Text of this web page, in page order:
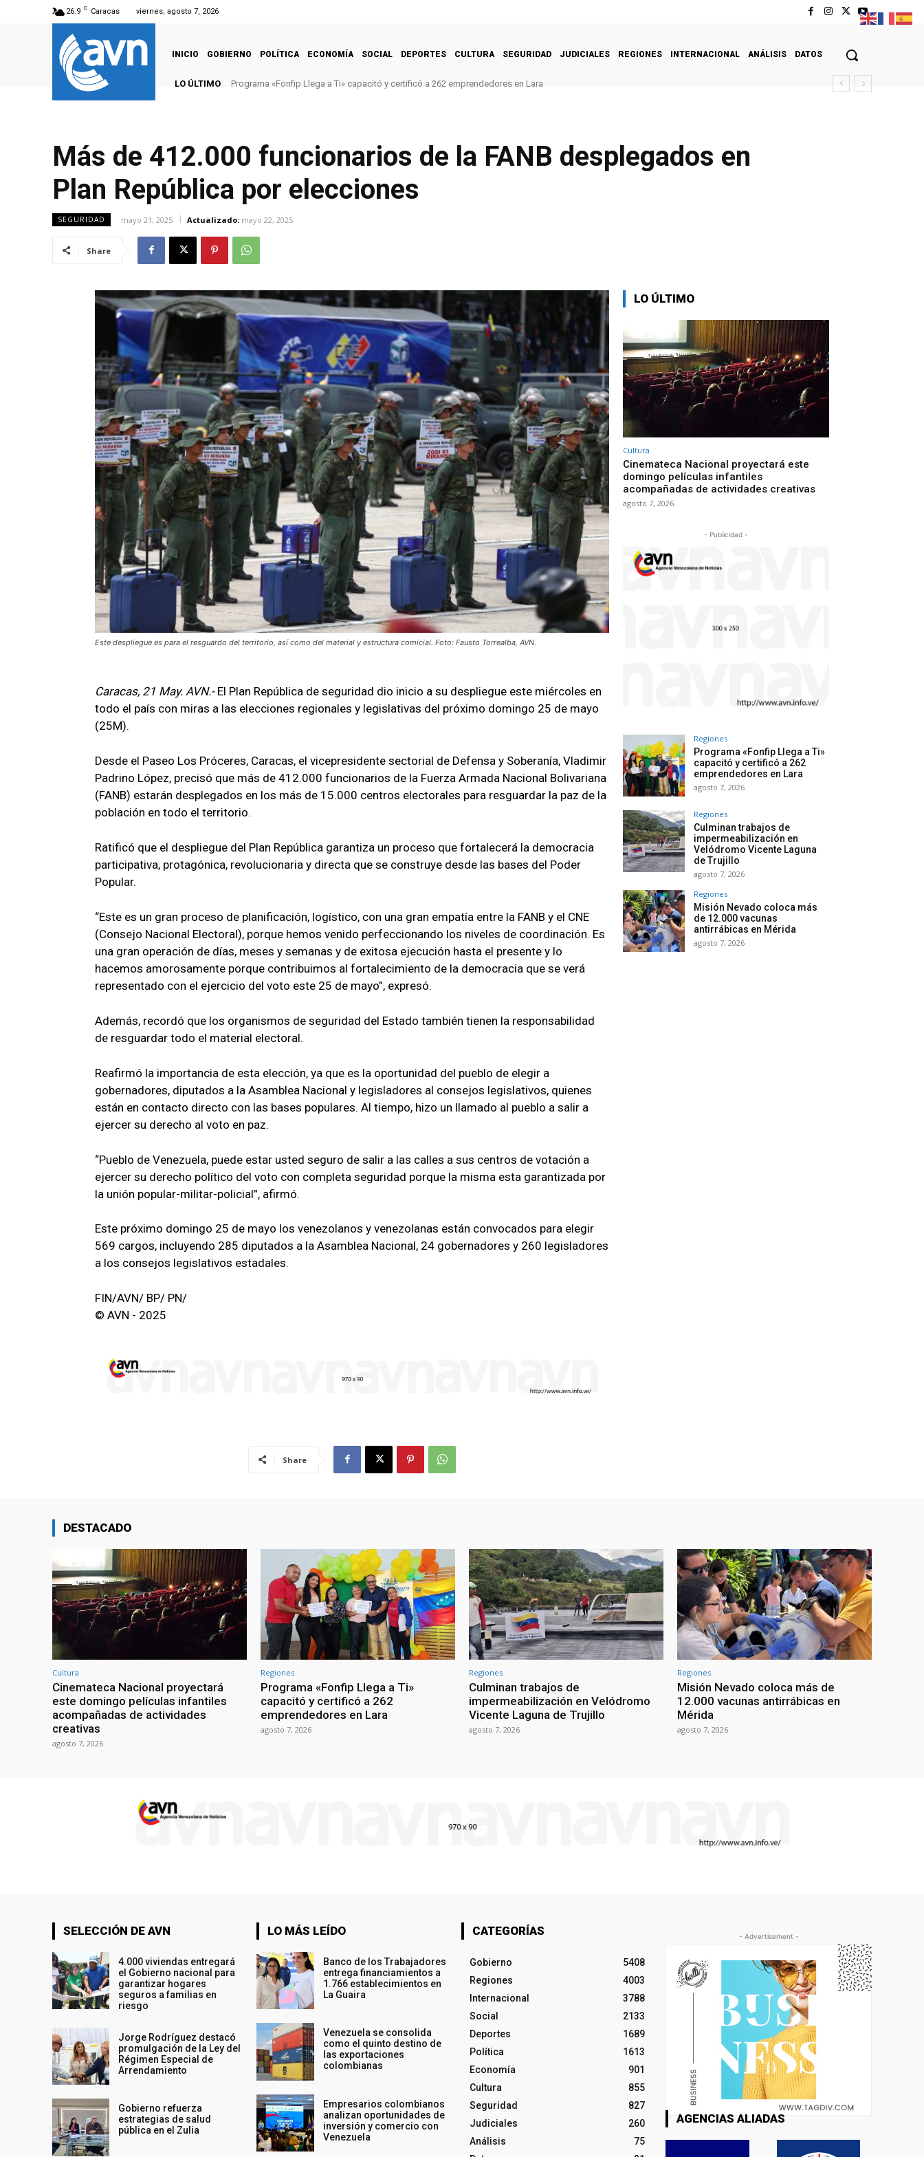
26.9 C Caracas viernes, agosto 7, 2026
INICIO GOBIERNO POLÍTICA ECONOMÍA SOCIAL DEPORTES CULTURA SEGURIDAD JUDICIALES REGIONES INTERNACIONAL ANÁLISIS DATOS
LO ÚLTIMO Programa «Fonfip Llega a Ti» capacitó y certificó a 262 emprendedores en Lara
Más de 412.000 funcionarios de la FANB desplegados en
Plan República por elecciones
SEGURIDAD mayo 21, 2025 Actualizado: mayo 22, 2025
Share
Este despliegue es para el resguardo del territorio, así como del material y estructura comicial. Foto: Fausto Torrealba, AVN.
Caracas, 21 May. AVN.- El Plan República de seguridad dio inicio a su despliegue este miércoles en
todo el país con miras a las elecciones regionales y legislativas del próximo domingo 25 de mayo
(25M).
Desde el Paseo Los Próceres, Caracas, el vicepresidente sectorial de Defensa y Soberanía, Vladimir
Padrino López, precisó que más de 412.000 funcionarios de la Fuerza Armada Nacional Bolivariana
(FANB) estarán desplegados en los más de 15.000 centros electorales para resguardar la paz de la
población en todo el territorio.
Ratificó que el despliegue del Plan República garantiza un proceso que fortalecerá la democracia
participativa, protagónica, revolucionaria y directa que se construye desde las bases del Poder
Popular.
“Este es un gran proceso de planificación, logístico, con una gran empatía entre la FANB y el CNE
(Consejo Nacional Electoral), porque hemos venido perfeccionando los niveles de coordinación. Es
una gran operación de días, meses y semanas y de exitosa ejecución hasta el presente y lo
hacemos amorosamente porque contribuimos al fortalecimiento de la democracia que se verá
representado con el ejercicio del voto este 25 de mayo”, expresó.
Además, recordó que los organismos de seguridad del Estado también tienen la responsabilidad
de resguardar todo el material electoral.
Reafirmó la importancia de esta elección, ya que es la oportunidad del pueblo de elegir a
gobernadores, diputados a la Asamblea Nacional y legisladores al consejos legislativos, quienes
están en contacto directo con las bases populares. Al tiempo, hizo un llamado al pueblo a salir a
ejercer su derecho al voto en paz.
“Pueblo de Venezuela, puede estar usted seguro de salir a las calles a sus centros de votación a
ejercer su derecho político del voto con completa seguridad porque la misma esta garantizada por
la unión popular-militar-policial”, afirmó.
Este próximo domingo 25 de mayo los venezolanos y venezolanas están convocados para elegir
569 cargos, incluyendo 285 diputados a la Asamblea Nacional, 24 gobernadores y 260 legisladores
a los consejos legislativos estadales.
FIN/AVN/ BP/ PN/
© AVN - 2025
Share
LO ÚLTIMO
Cultura
Cinemateca Nacional proyectará este
domingo películas infantiles
acompañadas de actividades creativas
agosto 7, 2026
- Publicidad -
Regiones
Programa «Fonfip Llega a Ti»
capacitó y certificó a 262
emprendedores en Lara
agosto 7, 2026
Regiones
Culminan trabajos de
impermeabilización en
Velódromo Vicente Laguna
de Trujillo
agosto 7, 2026
Regiones
Misión Nevado coloca más
de 12.000 vacunas
antirrábicas en Mérida
agosto 7, 2026
DESTACADO
Cultura
Cinemateca Nacional proyectará
este domingo películas infantiles
acompañadas de actividades
creativas
agosto 7, 2026
Regiones
Programa «Fonfip Llega a Ti»
capacitó y certificó a 262
emprendedores en Lara
agosto 7, 2026
Regiones
Culminan trabajos de
impermeabilización en Velódromo
Vicente Laguna de Trujillo
agosto 7, 2026
Regiones
Misión Nevado coloca más de
12.000 vacunas antirrábicas en
Mérida
agosto 7, 2026
SELECCIÓN DE AVN
4.000 viviendas entregará
el Gobierno nacional para
garantizar hogares
seguros a familias en
riesgo
Jorge Rodríguez destacó
promulgación de la Ley del
Régimen Especial de
Arrendamiento
Gobierno refuerza
estrategias de salud
pública en el Zulia
LO MÁS LEÍDO
Banco de los Trabajadores
entrega financiamientos a
1.766 establecimientos en
La Guaira
Venezuela se consolida
como el quinto destino de
las exportaciones
colombianas
Empresarios colombianos
analizan oportunidades de
inversión y comercio con
Venezuela
CATEGORÍAS
Gobierno
5408
Regiones
4003
Internacional
3788
Social
2133
Deportes
1689
Política
1613
Economía
901
Cultura
855
Seguridad
827
Judiciales
260
Análisis
75
- Advertisement -
AGENCIAS ALIADAS